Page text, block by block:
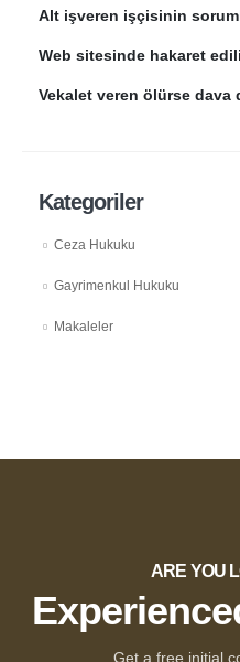
Alt işveren işçisinin
Web sitesinde hakaret
Vekalet veren ölürse dava
Kategoriler
Ceza Hukuku
Gayrimenkul Hukuku
Makaleler
ARE YOU
Get a free initial